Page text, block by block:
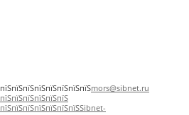
пїЅпїЅпїЅпїЅпїЅпїЅпїЅпїЅmors@sibnet.ru
пїЅпїЅпїЅпїЅпїЅпїЅ
пїЅпїЅпїЅпїЅпїЅпїЅпїЅSibnet-